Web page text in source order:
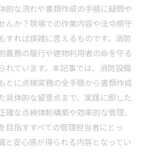
的な流れや書類作成の手順に疑問や
んか？現場での作業内容や法令順守
すれば煩雑に思えるものです。消防
義務の履行や建物利用者の命を守る
れています。本記事では、消防設備
とに点検実務の全手順から書類作成
具体的な留意点まで、実践に即した
確な点検体制構築や効率的な管理、
目指すすべての管理担当者にとっ
と安心感が得られる内容となってい